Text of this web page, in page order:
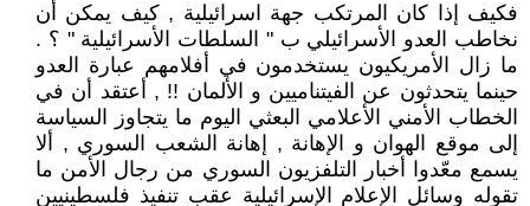
فكيف إذا كان المرتكب جهة اسرائيلية , كيف يمكن أن
نخاطب العدو الأسرائيلي ب " السلطات الأسرائيلية " ؟ .
ما زال الأمريكيون يستخدمون في أفلامهم عبارة العدو
حينما يتحدثون عن الفيتناميين و الألمان !! , أعتقد أن في
الخطاب الأمني الأعلامي البعثي اليوم ما يتجاوز السياسة
إلى موقع الهوان و الإهانة , إهانة الشعب السوري , ألا
يسمع معّدوا أخبار التلفزيون السوري من رجال الأمن ما
تقوله وسائل الإعلام الإسرائيلية عقب تنفيذ فلسطينيين